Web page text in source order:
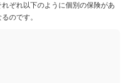
ぞれ以下のように個別の保険があ
のです。